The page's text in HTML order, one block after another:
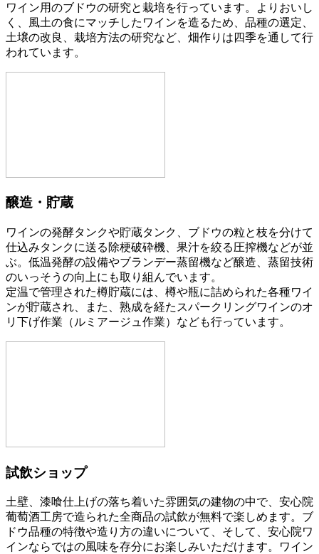
ワイン用のブドウの研究と栽培を行っています。よりおいし
く、風土の食にマッチしたワインを造るため、品種の選定、
土壌の改良、栽培方法の研究など、畑作りは四季を通して行
われています。
醸造・貯蔵
ワインの発酵タンクや貯蔵タンク、ブドウの粒と枝を分けて
仕込みタンクに送る除梗破砕機、果汁を絞る圧搾機などが並
ぶ。低温発酵の設備やブランデー蒸留機など醸造、蒸留技術
のいっそうの向上にも取り組んでいます。
定温で管理された樽貯蔵には、樽や瓶に詰められた各種ワイ
ンが貯蔵され、また、熟成を経たスパークリングワインのオ
リ下げ作業（ルミアージュ作業）なども行っています。
試飲ショップ
土壁、漆喰仕上げの落ち着いた雰囲気の建物の中で、安心院
葡萄酒工房で造られた全商品の試飲が無料で楽しめます。ブ
ドウ品種の特徴や造り方の違いについて、そして、安心院ワ
インならではの風味を存分にお楽しみいただけます。ワイン